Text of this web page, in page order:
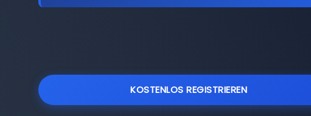
KOSTENLOS REGISTRIEREN